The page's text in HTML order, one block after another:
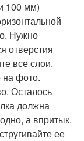
100 мм)
Нужно
отверстия
все слои.
на фото.
Осталось
должна
а впритык.
ее